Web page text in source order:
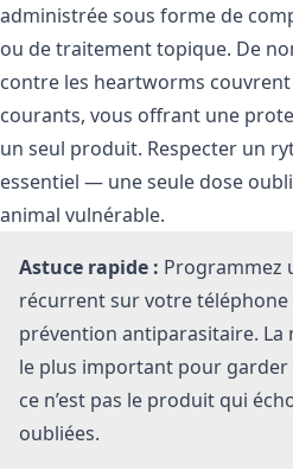
administrée sous forme de
ou de traitement topique. De
contre les heartworms
courants, vous offrant une
un seul produit. Respecter un
essentiel — une seule dose
animal vulnérable.
Astuce rapide : Programmez
récurrent sur votre
prévention antiparasitaire.
le plus important pour
ce n’est pas le produit qui
oubliées.